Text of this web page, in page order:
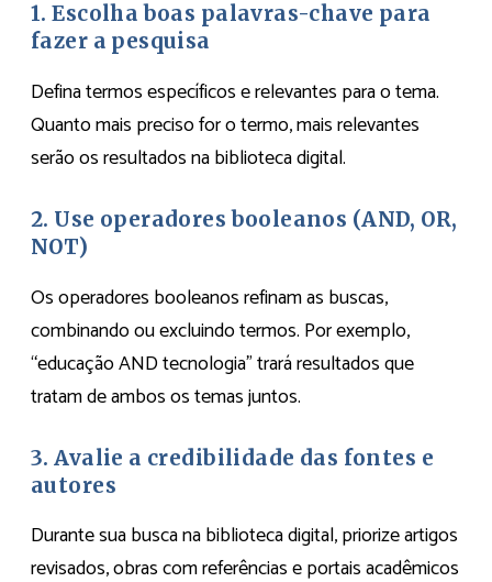
1. Escolha boas palavras-chave para
fazer a pesquisa
Defina termos específicos e relevantes para o tema.
Quanto mais preciso for o termo, mais relevantes
serão os resultados na biblioteca digital.
2. Use operadores booleanos (AND, OR,
NOT)
Os operadores booleanos refinam as buscas,
combinando ou excluindo termos. Por exemplo,
“educação AND tecnologia” trará resultados que
tratam de ambos os temas juntos.
3. Avalie a credibilidade das fontes e
autores
Durante sua busca na biblioteca digital, priorize artigos
revisados, obras com referências e portais acadêmicos